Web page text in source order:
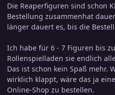
Die Reaperfiguren sind schon
Bestellung zusammenhat
länger dauert es, bis die
Ich habe für 6 - 7 Figuren bis
Rollenspielladen sie endlich
Das ist schon kein Spaß mehr.
wirklich klappt, wäre das ja
Online-Shop zu bestellen.